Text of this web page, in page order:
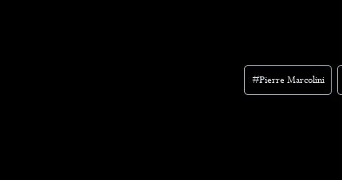
Etiquetes
d'entrada
#Pierre Marcolini